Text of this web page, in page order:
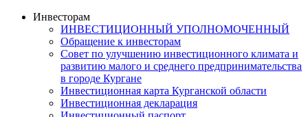
Инвесторам
ИНВЕСТИЦИОННЫЙ УПОЛНОМОЧЕННЫЙ
Обращение к инвесторам
Совет по улучшению инвестиционного климата и
развитию малого и среднего предпринимательства
в городе Кургане
Инвестиционная карта Курганской области
Инвестиционная декларация